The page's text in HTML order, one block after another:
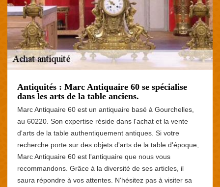
Antiquités : Marc Antiquaire 60 se spécialise
dans les arts de la table anciens.
Marc Antiquaire 60 est un antiquaire basé à Gourchelles,
au 60220. Son expertise réside dans l'achat et la vente
d'arts de la table authentiquement antiques. Si votre
recherche porte sur des objets d'arts de la table d'époque,
Marc Antiquaire 60 est l'antiquaire que nous vous
recommandons. Grâce à la diversité de ses articles, il
saura répondre à vos attentes. N'hésitez pas à visiter sa